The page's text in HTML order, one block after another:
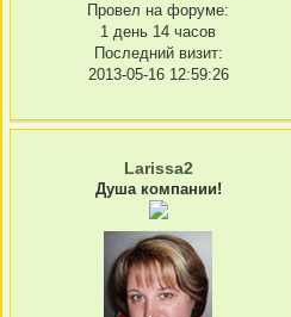
Провел на форуме:
1 день 14 часов
Последний визит:
2013-05-16 12:59:26
Larissa2
Душа компании!